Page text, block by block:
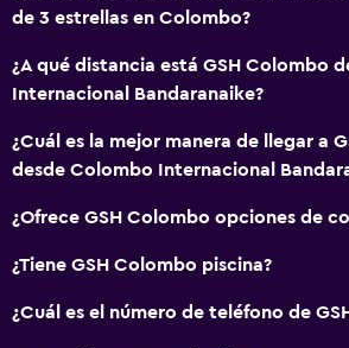
de 3 estrellas en Colombo?
¿A qué distancia está GSH Colombo
Internacional Bandaranaike?
¿Cuál es la mejor manera de llegar a
desde Colombo Internacional
¿Ofrece GSH Colombo opciones de
¿Tiene GSH Colombo piscina?
¿Cuál es el número de teléfono de